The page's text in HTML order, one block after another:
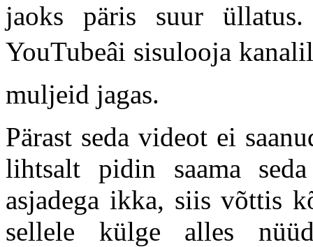
jaoks päris suur
YouTubeâi sisulooja
muljeid jagas.
Pärast seda videot ei
lihtsalt pidin saama
asjadega ikka, siis võttis
sellele külge alles